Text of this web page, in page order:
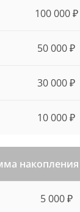
100 000 ₽
50 000 ₽
30 000 ₽
10 000 ₽
5 000 ₽